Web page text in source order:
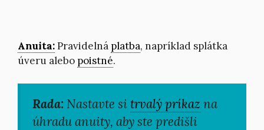
Anuita:Pravidelná platba, napríklad splátka
úveru alebo poistné.
Rada: Nastavte sitrvalý príkaz na
úhradu anuity, aby ste predišli